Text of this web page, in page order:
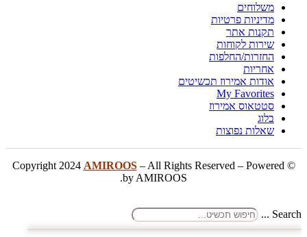
משלוחים
מדיניות פרטיות
תקנות אתר
שירות לקוחות
החזרות/החלפות
אחריות
אודות אמירוז תכשיטים
My Favorites
סטטאוס אמירוז
בלוג
שאלות נפוצות
© Copyright 2024
AMIROOS– All Rights Reserved – Powered
by AMIROOS.
Search ...